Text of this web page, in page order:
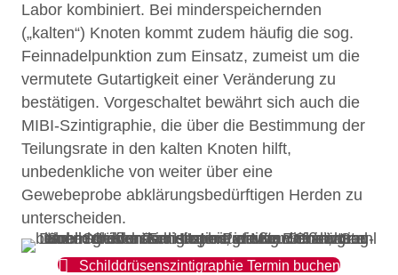
Labor kombiniert. Bei minderspeichernden
(„kalten“) Knoten kommt zudem häufig die sog.
Feinnadelpunktion zum Einsatz, zumeist um die
vermutete Gutartigkeit einer Veränderung zu
bestätigen. Vorgeschaltet bewährt sich auch die
MIBI-Szintigraphie, die über die Bestimmung der
Teilungsrate in den kalten Knoten hilft,
unbedenkliche von weiter über eine
Gewebeprobe abklärungsbedürftigen Herden zu
unterscheiden.
Schilddrüsenszintigraphie Termin buchen